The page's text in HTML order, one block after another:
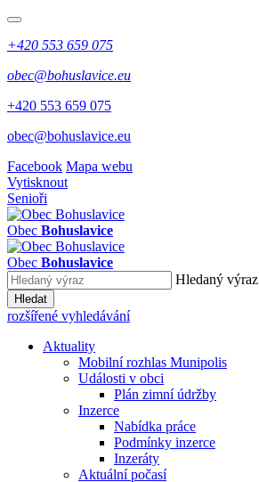
+420 553 659 075
obec@bohuslavice.eu
+420 553 659 075
obec@bohuslavice.eu
Facebook Mapa webu
Vytisknout
Senioři
Obec Bohuslavice
Obec Bohuslavice
Hledaný výraz
Hledat
rozšířené vyhledávání
Aktuality
Mobilní rozhlas Munipolis
Události v obci
Plán zimní údržby
Inzerce
Nabídka práce
Podmínky inzerce
Inzeráty
Aktuální počasí